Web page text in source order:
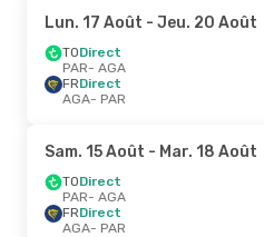
Lun. 17 Août - Jeu. 20 Août
TODirect
PAR- AGA
FRDirect
AGA- PAR
Sam. 15 Août - Mar. 18 Août
TODirect
PAR- AGA
FRDirect
AGA- PAR